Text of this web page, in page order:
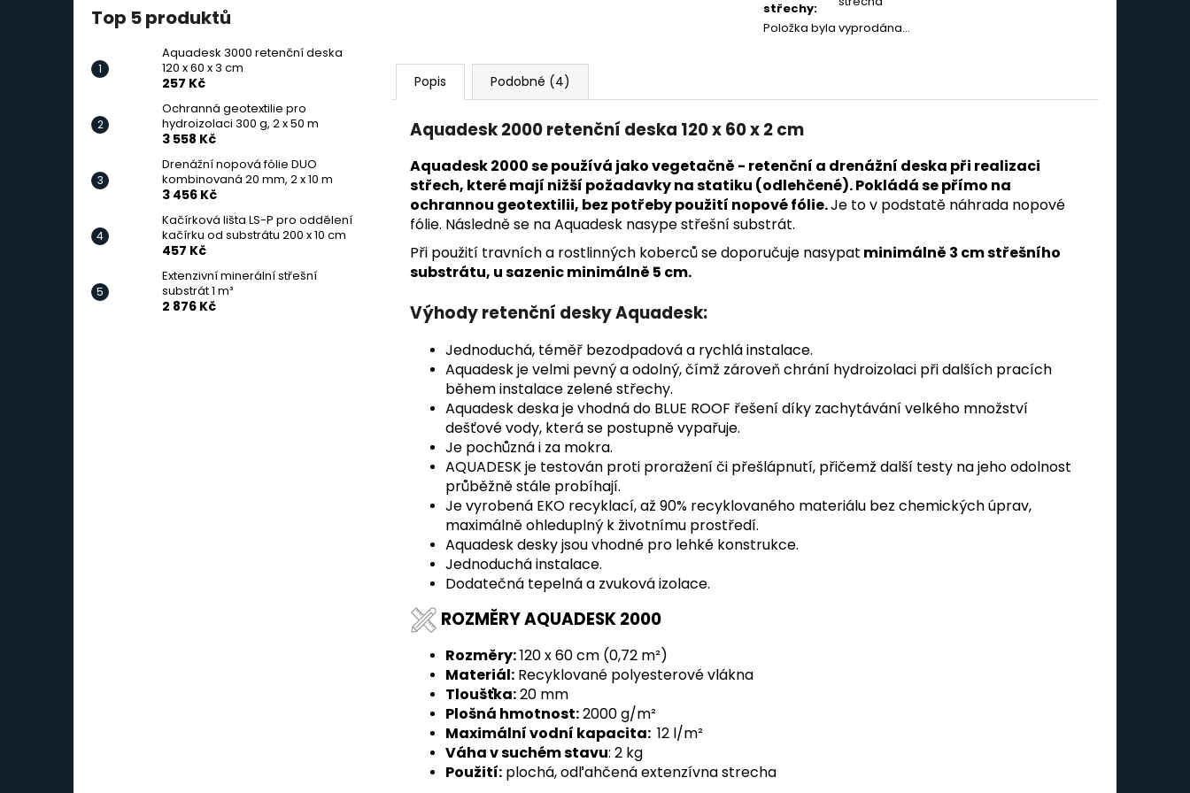
Top 5 produktů
Aquadesk 3000 retenční deska
120 x 60 x 3 cm
257 Kč
Ochranná geotextilie pro
hydroizolaci 300 g, 2 x 50 m
3 558 Kč
Drenážní nopová fólie DUO
kombinovaná 20 mm, 2 x 10 m
3 456 Kč
Kačírková lišta LS-P pro oddělení
kačírku od substrátu 200 x 10 cm
457 Kč
Extenzivní minerální střešní
substrát 1 m³
2 876 Kč
střechy:
Položka byla vyprodána…
Popis Podobné (4)
Aquadesk 2000 retenční deska 120 x 60 x 2 cm
Aquadesk 2000 se používá jako vegetačně - retenční a drenážní deska při realizaci
střech, které mají nižší požadavky na statiku (odlehčené). Pokládá se přímo na
ochrannou geotextilii, bez potřeby použití nopové fólie.Je to v podstatě náhrada nopové
fólie. Následně se na Aquadesk nasype střešní substrát.
Při použití travních a rostlinných koberců se doporučuje nasypat minimálně 3 cm střešního
substrátu, u sazenic minimálně 5 cm.
Výhody retenční desky Aquadesk:
Jednoduchá, téměř bezodpadová a rychlá instalace.
Aquadesk je velmi pevný a odolný, čímž zároveň chrání hydroizolaci při dalších pracích
během instalace zelené střechy.
Aquadesk deska je vhodná do BLUE ROOF řešení díky zachytávání velkého množství
dešťové vody, která se postupně vypařuje.
Je pochůzná i za mokra.
AQUADESK je testován proti proražení či přešlápnutí, přičemž další testy na jeho odolnost
průběžně stále probíhají.
Je vyrobená EKO recyklací, až 90% recyklovaného materiálu bez chemických úprav,
maximálně ohleduplný k životnímu prostředí.
Aquadesk desky jsou vhodné pro lehké konstrukce.
Jednoduchá instalace.
Dodatečná tepelná a zvuková izolace.
ROZMĚRY AQUADESK 2000
Rozměry:120 x 60 cm (0,72 m²)
Materiál: Recyklované polyesterové vlákna
Tloušťka:20 mm
Plošná hmotnost:2000 g/m²
Maximální vodní kapacita: 12 l/m²
Váha v suchém stavu: 2 kg
Použití: plochá, odľahčená extenzívna strecha